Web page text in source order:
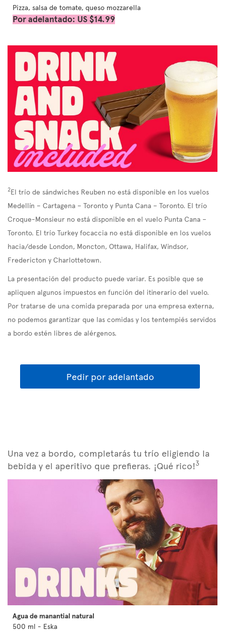
Pizza, salsa de tomate, queso mozzarella
Por adelantado: US $14.99
2El trío de sándwiches Reuben no está disponible en los vuelos
Medellín – Cartagena – Toronto y Punta Cana – Toronto. El trío
Croque-Monsieur no está disponible en el vuelo Punta Cana –
Toronto. El trío Turkey focaccia no está disponible en los vuelos
hacia/desde London, Moncton, Ottawa, Halifax, Windsor,
Fredericton y Charlottetown.
La presentación del producto puede variar. Es posible que se
apliquen algunos impuestos en función del itinerario del vuelo.
Por tratarse de una comida preparada por una empresa externa,
no podemos garantizar que las comidas y los tentempiés servidos
a bordo estén libres de alérgenos.
Pedir por adelantado
Una vez a bordo, completarás tu trío eligiendo la
bebida y el aperitivo que prefieras. ¡Qué rico!3
Agua de manantial natural
500 ml - Eska